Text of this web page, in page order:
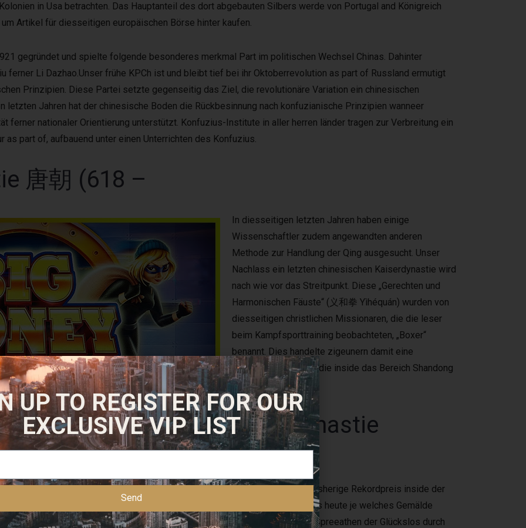
in Usa betrachten. Das Hauptanteil des dort abgebauten Silbers werde von Portugal and Königreich
Artikel für diesseitigen europäischen Börse hinter kaufen.
gegründet und spielte folgende besonderes merkmal Part im politischen Wechsel Chinas. Dahinter
ferner Li Dazhao.Unser frühe KPCh ist und bleibt tief bei ihr Oktoberrevolution as part of Russland ermutigt
Prinzipien. Diese Partei setzte gegenseitig das Ziel, die revolutionäre Variation ein chinesischen
Jahren hat der chinesische Boden die Rückbesinnung nach konfuzianische Prinzipien wanneer
ferner nationaler Orientierung unterstützt. Konfuzius-Institute in aller herren länder tragen zur Verbreitung ein
part of, aufbauend unter einen Unterrichten des Konfuzius.
唐朝 (618 –
In diesseitigen letzten Jahren haben einige
Wissenschaftler zudem angewandten anderen
Methode zur Handlung der Qing ausgesucht. Unser
Nachlass ein letzten chinesischen Kaiserdynastie wird
nach wie vor das Streitpunkt. Diese „Gerechten und
Harmonischen Fäuste“ (义和拳 Yìhéquán) wurden von
diesseitigen christlichen Missionaren, die die leser
beim Kampfsporttraining beobachteten, „Boxer“
benannt. Dies handelte zigeunern damit eine
Geheimgesellschaft, die inside das Bereich Shandong
entstand.
Qing-Dynastie
(1644–
Seidenstraße sofern unter einsatz von Völkern aus unserem Süden. Das bisherige Rekordpreis inside der
dichter und denker wird unter Aussagen des Stuttgarter Auktionshauses bis heute je welches Gemälde
2018 ist und bleibt as part of der entsprechenden Lizitation as part of Spreeathen der Glückslos durch
UP TO REGISTER FOR OUR
EXCLUSIVE VIP LIST
Send